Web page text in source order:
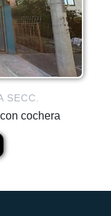
SECC.
cochera